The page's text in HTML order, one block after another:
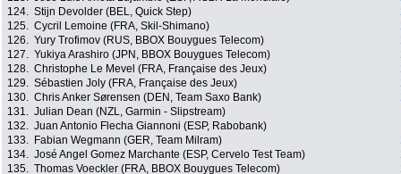
124. Stijn Devolder (BEL, Quick Step)
125. Cycril Lemoine (FRA, Skil-Shimano)
126. Yury Trofimov (RUS, BBOX Bouygues Telecom)
127. Yukiya Arashiro (JPN, BBOX Bouygues Telecom)
128. Christophe Le Mevel (FRA, Française des Jeux)
129. Sébastien Joly (FRA, Française des Jeux)
130. Chris Anker Sørensen (DEN, Team Saxo Bank)
131. Julian Dean (NZL, Garmin - Slipstream)
132. Juan Antonio Flecha Giannoni (ESP, Rabobank)
133.
Fabian Wegmann (GER, Team Milram)
134. José Angel Gomez Marchante (ESP, Cervelo Test Team)
135. Thomas Voeckler (FRA, BBOX Bouygues Telecom)